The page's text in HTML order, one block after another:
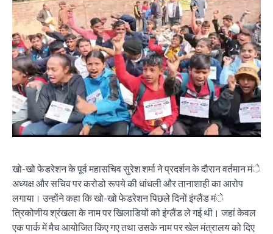
खो-खो फेडरेशन के पूर्व महासचिव सुरेश शर्मा ने प्रदर्शन के दौरान वर्तमान मंे
अध्यक्ष और सचिव पर करोडो रूपये की धांधली और तानाशाही का आरोप
लगाया। उन्होंने कहा कि खो-खो फेडरेशन पिछले दिनों इंग्लैंड मंे
त्रिकोणीय श्रंखला के नाम पर खिलाडियों को इंग्लैंड ले गई थी। जहां केवल
एक पार्क में मैच आयोजित किए गए तथा उसके नाम पर खेल मंत्रालय को दिए